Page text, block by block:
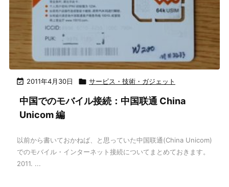

検索
 2011年4月30日  サービス・技術・ガジェット
中国でのモバイル接続：中国联通 China
Unicom 編
以前から書いておかねば、と思っていた中国联通(China Unicom)
でのモバイル・インターネット接続についてまとめておきます。
2011. ...